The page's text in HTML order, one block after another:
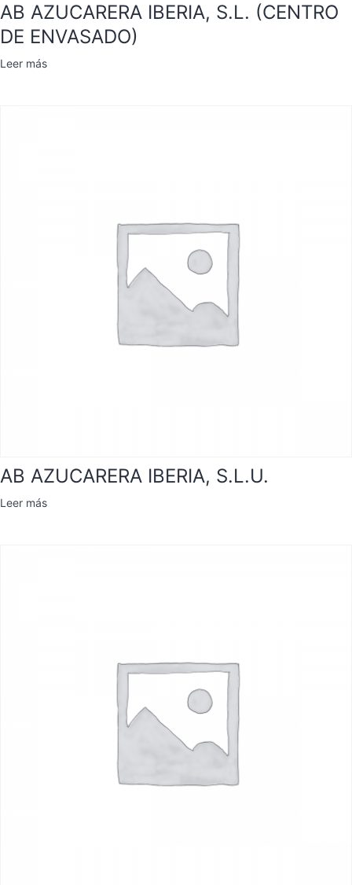
AB AZUCARERA IBERIA, S.L. (CENTRO
DE ENVASADO)
Leer más
AB AZUCARERA IBERIA, S.L.U.
Leer más